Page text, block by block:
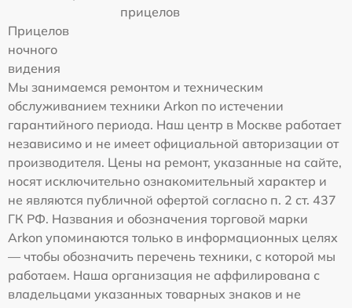
прицелов
Прицелов
ночного
видения
Мы занимаемся ремонтом и техническим
обслуживанием техники Arkon по истечении
гарантийного периода. Наш центр в Москве работает
независимо и не имеет официальной авторизации от
производителя. Цены на ремонт, указанные на сайте,
носят исключительно ознакомительный характер и
не являются публичной офертой согласно п. 2 ст. 437
ГК РФ. Названия и обозначения торговой марки
Arkon упоминаются только в информационных целях
— чтобы обозначить перечень техники, с которой мы
работаем. Наша организация не аффилирована с
владельцами указанных товарных знаков и не